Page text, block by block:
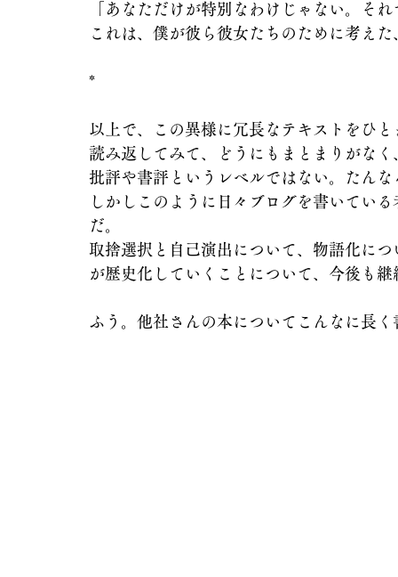
「あなただけが特別なわけじゃない。そ
これは、僕が彼ら彼女たちのために考え
*
以上で、この異様に冗長なテキストをひと
読み返してみて、どうにもまとまりがな
批評や書評というレベルではない。たんな
しかしこのように日々ブログを書いてい
だ。
取捨選択と自己演出について、物語化に
が歴史化していくことについて、今後も
ふう。他社さんの本についてこんなに長